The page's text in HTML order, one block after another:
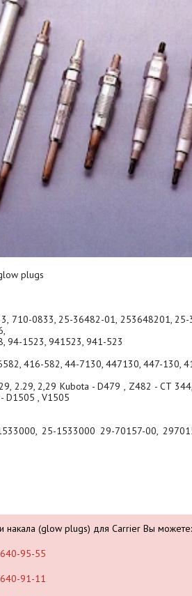
plugs
710-0833, 25-36482-01, 253648201,
94-1523, 941523, 941-523
416-582, 44-7130, 447130, 447-130,
2.29, 2,29 Kubota - D479 , Z482 - CT
D1505 , V1505
25-1533000 29-70157-00,
накала (glow plugs) для Carrier Вы можете:
95-55
91-11